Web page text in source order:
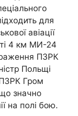
для
авіації
4 км МИ-24
ПЗРК
Польщі
Гром
значно
на полі бою.